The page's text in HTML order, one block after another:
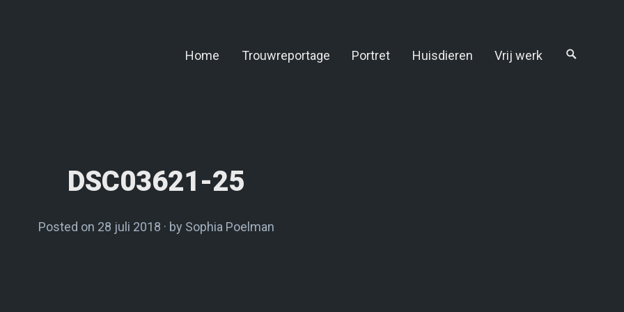
Home
Trouwreportage Portret Huisdieren Vrij werk
DSC03621-25
Posted on 28 juli 2018 by Sophia Poelman